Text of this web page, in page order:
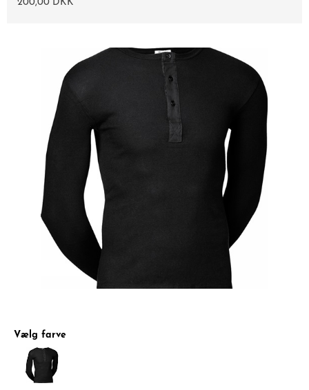
200,00 DKK
Vælg farve